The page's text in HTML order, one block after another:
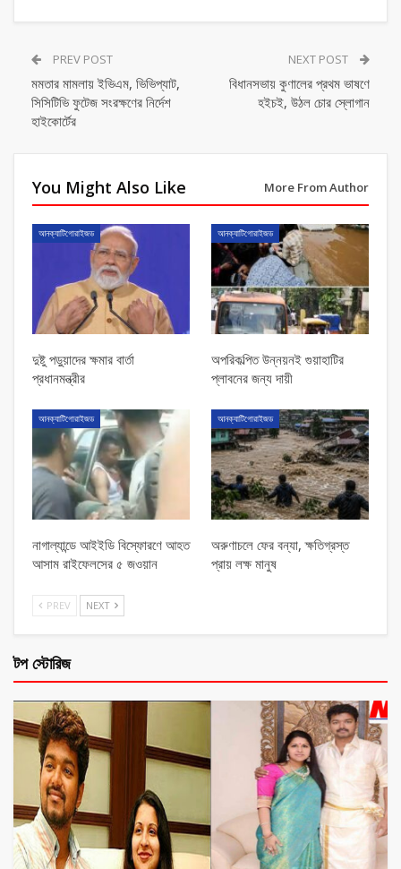
PREV POST
মমতার মামলায় ইভিএম, ভিভিপ্যাট,
সিসিটিভি ফুটেজ সংরক্ষণের নির্দেশ
হাইকোর্টের
NEXT POST
বিধানসভায় কুণালের প্রথম ভাষণে
হইচ‌ই, উঠল চোর স্লোগান
You Might Also Like More From Author
আনক্যাটিগোরাইজড
দুষ্টু পডু়য়াদের ক্ষমার বার্তা
প্রধানমন্ত্রীর
আনক্যাটিগোরাইজড
অপরিকল্পিত উন্নয়নই গুয়াহাটির
প্লাবনের জন্য দায়ী
আনক্যাটিগোরাইজড
নাগাল্যান্ডে আইইডি বিস্ফোরণে আহত
আসাম রাইফেলসের ৫ জওয়ান
আনক্যাটিগোরাইজড
অরুণাচলে ফের বন্যা, ক্ষতিগ্রস্ত
প্রায় লক্ষ মানুষ
PREV NEXT
টপ স্টোরিজ